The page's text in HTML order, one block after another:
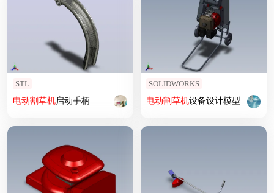
STL
电动割草机启动手柄
SOLIDWORKS
电动割草机设备设计模型